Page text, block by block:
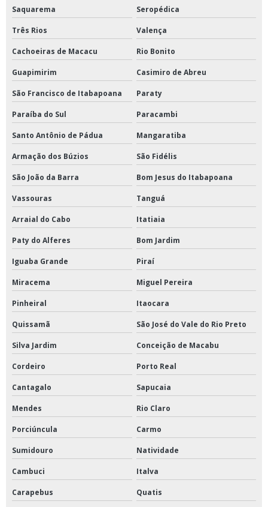
Saquarema Seropédica
Três Rios Valença
Cachoeiras de Macacu Rio Bonito
Guapimirim Casimiro de Abreu
São Francisco de Itabapoana Paraty
Paraíba do Sul Paracambi
Santo Antônio de Pádua Mangaratiba
Armação dos Búzios São Fidélis
São João da Barra Bom Jesus do Itabapoana
Vassouras Tanguá
Arraial do Cabo Itatiaia
Paty do Alferes Bom Jardim
Iguaba Grande Piraí
Miracema Miguel Pereira
Pinheiral Itaocara
Quissamã São José do Vale do Rio Preto
Silva Jardim Conceição de Macabu
Cordeiro Porto Real
Cantagalo Sapucaia
Mendes Rio Claro
Porciúncula Carmo
Sumidouro Natividade
Cambuci Italva
Carapebus Quatis